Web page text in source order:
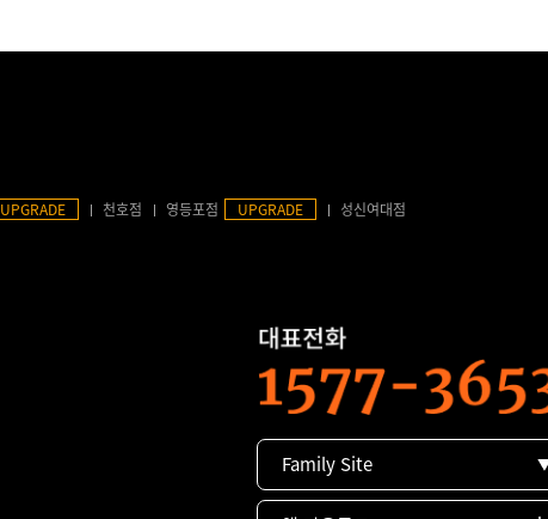
UPGRADE 천호점 영등포점 UPGRADE 성신여대점
Family Site